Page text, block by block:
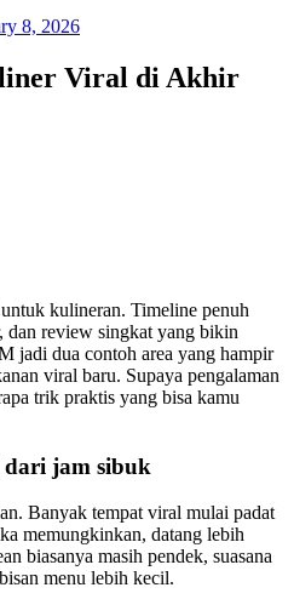
8, 2026
Viral di Akhir
kulineran. Timeline penuh
dan review singkat yang bikin
jadi dua contoh area yang hampir
viral baru. Supaya pengalaman
trik praktis yang bisa kamu
dari jam sibuk
Banyak tempat viral mulai padat
memungkinkan, datang lebih
biasanya masih pendek, suasana
menu lebih kecil.